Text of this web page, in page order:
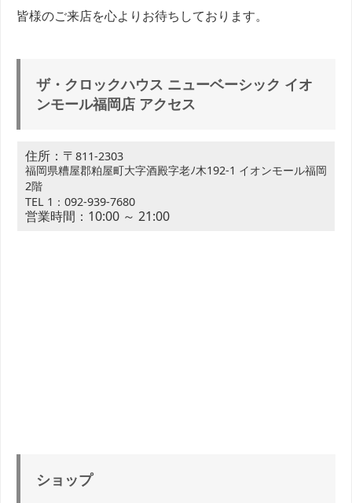
皆様のご来店を心よりお待ちしております。
ザ・クロックハウス ニューベーシック イオ
ンモール福岡店 アクセス
住所：〒 811-2303
福岡県糟屋郡粕屋町大字酒殿字老ﾉ木192-1 イオンモール福岡
2階
TEL 1：092-939-7680
営業時間：10:00 ～ 21:00
ショップ